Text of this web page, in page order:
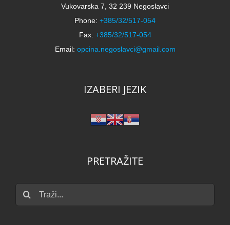
Vukovarska 7, 32 239 Negoslavci
Phone: +385/32/517-054
Fax: +385/32/517-054
Email: opcina.negoslavci@gmail.com
IZABERI JEZIK
PRETRAŽITE
Traži...